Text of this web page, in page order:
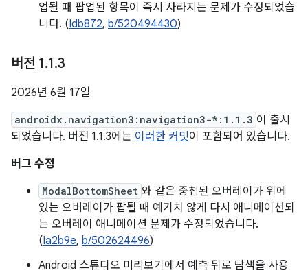
업될 때 팝업된 항목이 즉시 사라지는 문제가 수정되었습
니다. (Idb872, b/520494430)
버전 1.1.3
2026년 6월 17일
androidx.navigation3:navigation3-*:1.1.3 이 출시
되었습니다. 버전 1.1.3에는 이러한 커밋이 포함되어 있습니다.
버그 수정
ModalBottomSheet 와 같은 중첩된 오버레이가 위에
있는 오버레이가 팝될 때 예기치 않게 다시 애니메이션되
는 오버레이 애니메이션 문제가 수정되었습니다.
(Ia2b9e, b/502624496)
Android 스튜디오 미리보기에서 예측 뒤로 탐색을 사용